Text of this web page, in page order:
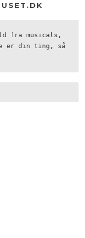
fra musicals,
er din ting, så